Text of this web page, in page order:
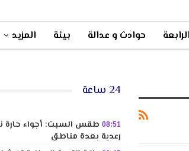
حوادث و عدالة بيئة المزيد
24 ساعة
08:51 طقس السبت: أجواء حارة
رعدية بعدة مناطق